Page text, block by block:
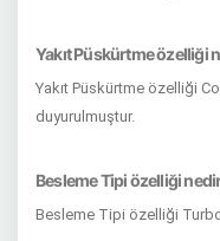
Yakıt Püskürtme özelliği
Yakıt Püskürtme özelliği
duyurulmuştur.
Besleme Tipi özelliği
Besleme Tipi özelliği